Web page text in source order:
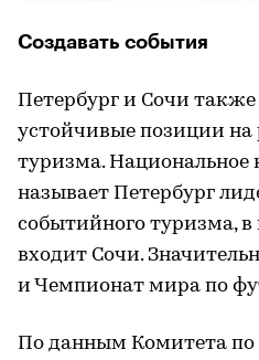
Создавать события
Петербург и Сочи
устойчивые позиции
туризма. Национальное
называет Петербург
событийного туризма,
входит Сочи.
и Чемпионат мира по
По данным Комитета